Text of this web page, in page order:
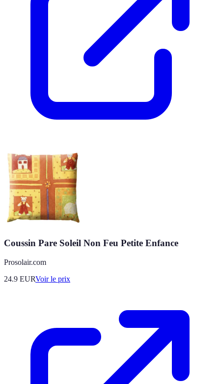
Coussin Pare Soleil Non Feu Petite Enfance
Prosolair.com
24.9 EURVoir le prix